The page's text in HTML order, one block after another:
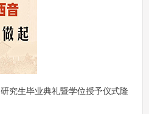
究生毕业典礼暨学位授予仪式隆